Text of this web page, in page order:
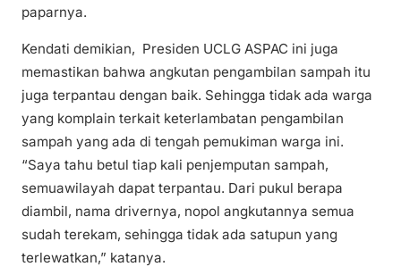
paparnya.
Kendati demikian, Presiden UCLG ASPAC ini juga
memastikan bahwa angkutan pengambilan sampah itu
juga terpantau dengan baik. Sehingga tidak ada warga
yang komplain terkait keterlambatan pengambilan
sampah yang ada di tengah pemukiman warga ini.
“Saya tahu betul tiap kali penjemputan sampah,
semuawilayah dapat terpantau. Dari pukul berapa
diambil, nama drivernya, nopol angkutannya semua
sudah terekam, sehingga tidak ada satupun yang
terlewatkan,” katanya.